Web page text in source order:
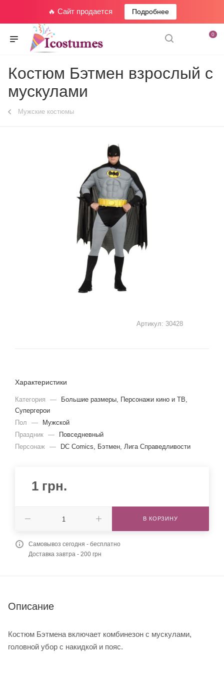
🔥 Сайт продается Подробнее
0
Костюм Бэтмен взрослый с
мускулами
Мужские костюмы
Артикул: 30428
Характеристики
Категория —
Большие размеры, Персонажи кино и ТВ,
Супергерои
Пол
—
Мужской
Праздник —
Повседневный
Персонаж — DC Comics, Бэтмен, Лига Справедливости
1 грн.
В КОРЗИНУ
Самовывоз сегодня - бесплатно
Доставка завтра - 200 грн
Описание
Костюм Бэтмена включает комбинезон с мускулами,
головной убор с накидкой и пояс.